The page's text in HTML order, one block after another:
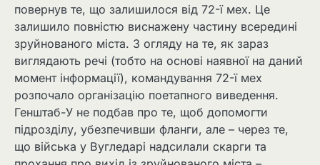
повернув те, що залишилося від 72-ї мех. Це
залишило повністю виснажену частину всередині
зруйнованого міста. З огляду на те, як зараз
виглядають речі (тобто на основі наявної на даний
момент інформації), командування 72-ї мех
розпочало організацію поетапного виведення.
Генштаб-У не подбав про те, щоб допомогти
підрозділу, убезпечивши фланги, але – через те,
що війська у Вугледарі надсилали скарги та